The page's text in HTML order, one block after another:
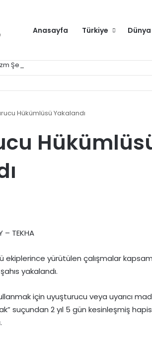
Anasayfa Türkiye Dünya
Şehri seçildi
Hükümlüsü Yakalandı
– TEKHA
ekiplerince yürütülen çalışmalar
yakalandı.
için uyuşturucu veya uyarıcı
suçundan 2 yıl 5 gün kesinleşmiş